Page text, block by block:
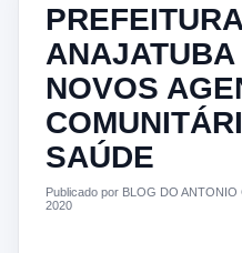
NOVOS
SAÚDE
Publicado por BLOG DO
2020